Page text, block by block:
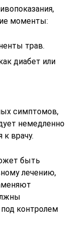
моменты:
трав.
диабет или
симптомов,
немедленно
к врачу.
быть
лечению,
контролем